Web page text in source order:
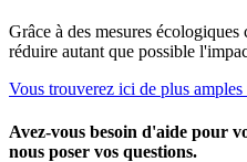
Grâce à des mesures
réduire autant que possible
Vous trouverez ici de plus
Avez-vous besoin d'aide pour
nous poser vos questions.